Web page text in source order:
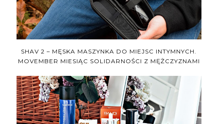
SHAV 2 – MĘSKA MASZYNKA DO MIEJSC INTYMNYCH.
MOVEMBER MIESIĄC SOLIDARNOŚCI Z MĘŻCZYZNAMI